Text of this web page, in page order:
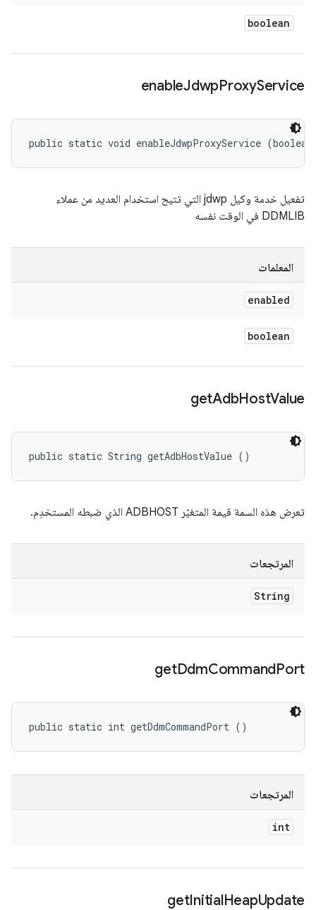
boolean
enableJdwpProxyService
public static void enableJdwpProxyService (boolean
تفعيل خدمة وكيل jdwp التي تتيح استخدام العديد من عملاء
DDMLIB في الوقت نفسه
المعلمات
enabled
boolean
getAdbHostValue
public static String getAdbHostValue ()
تعرض هذه السمة قيمة المتغيّر ADBHOST الذي ضبطه المستخدِم.
المرتجعات
String
getDdmCommandPort
public static int getDdmCommandPort ()
المرتجعات
int
getInitialHeapUpdate